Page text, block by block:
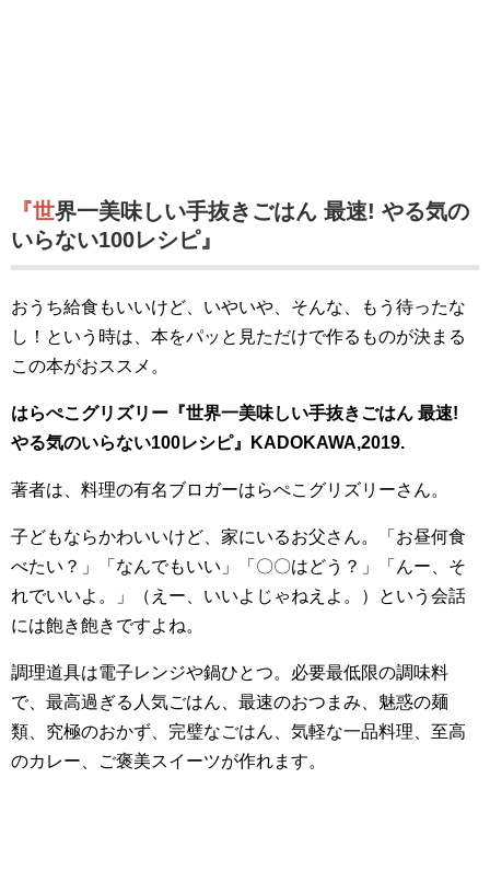
『世界一美味しい手抜きごはん 最速! やる気の
いらない100レシピ』
おうち給食もいいけど、いやいや、そんな、もう待ったな
し！という時は、本をパッと見ただけで作るものが決まる
この本がおススメ。
はらぺこグリズリー『世界一美味しい手抜きごはん 最速!
やる気のいらない100レシピ』KADOKAWA,2019.
著者は、料理の有名ブロガーはらぺこグリズリーさん。
子どもならかわいいけど、家にいるお父さん。「お昼何食
べたい？」「なんでもいい」「〇〇はどう？」「んー、そ
れでいいよ。」（えー、いいよじゃねえよ。）という会話
には飽き飽きですよね。
調理道具は電子レンジや鍋ひとつ。必要最低限の調味料
で、最高過ぎる人気ごはん、最速のおつまみ、魅惑の麺
類、究極のおかず、完璧なごはん、気軽な一品料理、至高
のカレー、ご褒美スイーツが作れます。